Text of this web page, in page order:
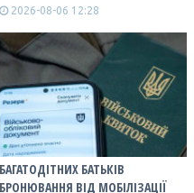
2026-08-06 12:28
БАГАТОДІТНИХ БАТЬКІВ
БРОНЮВАННЯ ВІД МОБІЛІЗАЦІЇ